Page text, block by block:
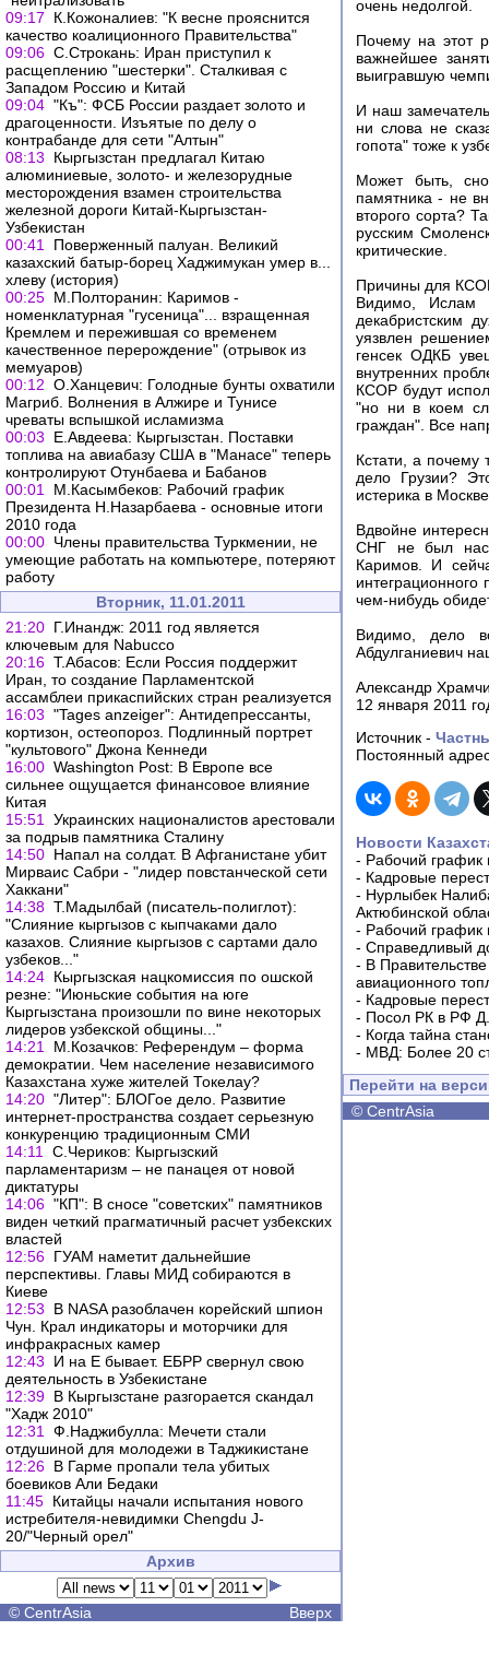
09:17
К.Кожоналиев: "К весне прояснится
качество коалиционного Правительства"
09:06 С.Строкань: Иран приступил к
расщеплению "шестерки". Сталкивая с
Западом Россию и Китай
09:04 "Къ": ФСБ России раздает золото и
драгоценности. Изъятые по делу о
контрабанде для сети "Алтын"
08:13
Кыргызстан предлагал Китаю
алюминиевые, золото- и железорудные
месторождения взамен строительства
железной дороги Китай-Кыргызстан-
Узбекистан
00:41
Поверженный палуан. Великий
казахский батыр-борец Хаджимукан умер в...
хлеву (история)
00:25 М.Полторанин: Каримов -
номенклатурная "гусеница"... взращенная
Кремлем и пережившая со временем
качественное перерождение" (отрывок из
мемуаров)
00:12 О.Ханцевич: Голодные бунты охватили
Магриб. Волнения в Алжире и Тунисе
чреваты вспышкой исламизма
00:03
Е.Авдеева: Кыргызстан. Поставки
топлива на авиабазу США в "Манасе" теперь
контролируют Отунбаева и Бабанов
00:01
М.Касымбеков: Рабочий график
Президента Н.Назарбаева - основные итоги
2010 года
00:00 Члены правительства Туркмении, не
умеющие работать на компьютере, потеряют
работу
Вторник, 11.01.2011
21:20 Г.Инандж: 2011 год является
ключевым для Nabucco
20:16 Т.Абасов: Если Россия поддержит
Иран, то создание Парламентской
ассамблеи прикаспийских стран реализуется
16:03 "Tages anzeiger": Антидепрессанты,
кортизон, остеопороз. Подлинный портрет
"культового" Джона Кеннеди
16:00 Washington Post: В Европе все
сильнее ощущается финансовое влияние
Китая
15:51
Украинских националистов арестовали
за подрыв памятника Сталину
14:50 Напал на солдат. В Афганистане убит
Мирваис Сабри - "лидер повстанческой сети
Хаккани"
14:38 Т.Мадылбай (писатель-полиглот):
"Слияние кыргызов с кыпчаками дало
казахов. Слияние кыргызов с сартами дало
узбеков..."
14:24 Кыргызская нацкомиссия по ошской
резне: "Июньские события на юге
Кыргызстана произошли по вине некоторых
лидеров узбекской общины..."
14:21
М.Козачков: Референдум – форма
демократии. Чем население независимого
Казахстана хуже жителей Токелау?
14:20 "Литер": БЛОГое дело. Развитие
интернет-пространства создает серьезную
конкуренцию традиционным СМИ
14:11
С.Чериков: Кыргызский
парламентаризм – не панацея от новой
диктатуры
14:06 "КП": В сносе "советских" памятников
виден четкий прагматичный расчет узбекских
властей
12:56 ГУАМ наметит дальнейшие
перспективы. Главы МИД собираются в
Киеве
12:53
В NASA разоблачен корейский шпион
Чун. Крал индикаторы и моторчики для
инфракрасных камер
12:43
И на Е бывает. ЕБРР свернул свою
деятельность в Узбекистане
12:39 В Кыргызстане разгорается скандал
"Хадж 2010"
12:31
Ф.Наджибулла: Мечети стали
отдушиной для молодежи в Таджикистане
12:26 В Гарме пропали тела убитых
боевиков Али Бедаки
11:45 Китайцы начали испытания нового
истребителя-невидимки Chengdu J-
20/"Черный орел"
Архив
© CentrAsia Вверх
очень недолгой.
Почему на этот
важнейшее
выигравшую
И наш
ни слова не
гопота" тоже к
Может быть,
памятника - не
второго сорта?
русским
критические.
Причины для
Видимо, Ислам
декабристским
уязвлен
генсек ОДКБ
внутренних
КСОР будут
"но ни в коем
граждан". Все
Кстати, а почему
дело Грузии?
истерика в
Вдвойне
СНГ не был
Каримов. И
интеграционного
чем-нибудь
Видимо, дело
Абдулганиевич
Александр
12 января 2011
Источник -
Постоянный
Новости
- Рабочий график
- Кадровые
- Нурлыбек
Актюбинской
- Рабочий график
- Справедливый
- В
авиационного
- Кадровые
- Посол РК в РФ
- Когда тайна
- МВД: Более 20
Перейти на
© CentrAsia